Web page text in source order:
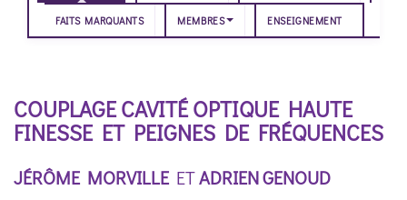
FAITS MARQUANTS MEMBRES ENSEIGNEMENT
COUPLAGE CAVITÉ OPTIQUE HAUTE
FINESSE ET PEIGNES DE FRÉQUENCES
JÉRÔME MORVILLE ETADRIEN GENOUD